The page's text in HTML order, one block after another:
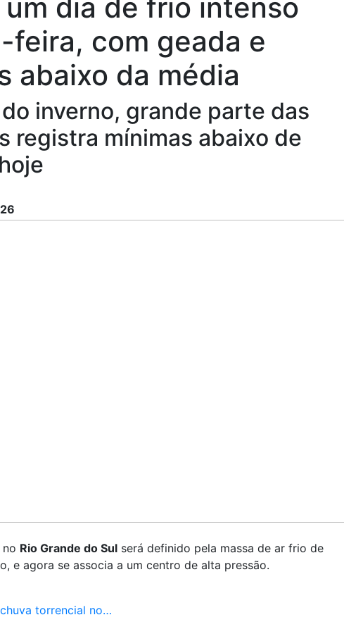
um dia de frio intenso
feira, com geada e
abaixo da média
inverno, grande parte das
registra mínimas abaixo de
Rio Grande do Sul será definido pela massa de ar frio de
e agora se associa a um centro de alta pressão.
torrencial no…